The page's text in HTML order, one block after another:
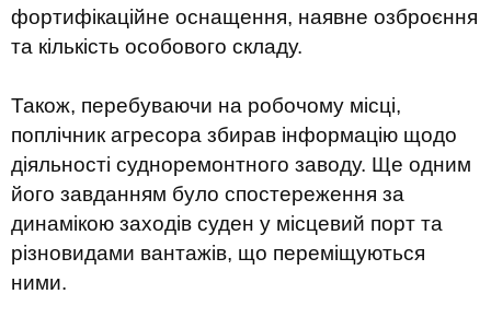
фортифікаційне оснащення, наявне озброєння
та кількість особового складу.
Також, перебуваючи на робочому місці,
поплічник агресора збирав інформацію щодо
діяльності судноремонтного заводу. Ще одним
його завданням було спостереження за
динамікою заходів суден у місцевий порт та
різновидами вантажів, що переміщуються
ними.